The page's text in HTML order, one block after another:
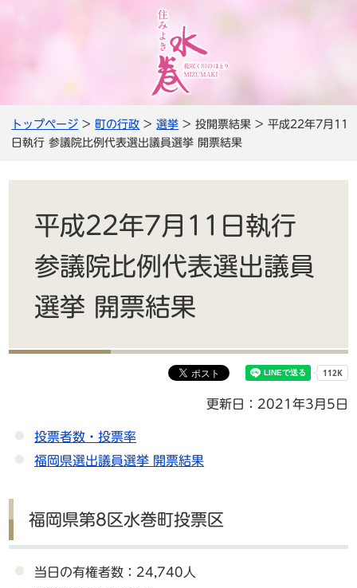
トップページ > 町の行政 >選挙 > 投開票結果 > 平成22年7月11
日執行 参議院比例代表選出議員選挙 開票結果
平成22年7月11日執行
参議院比例代表選出議員
選挙 開票結果
更新日：2021年3月5日
投票者数・投票率
福岡県選出議員選挙 開票結果
福岡県第8区水巻町投票区
当日の有権者数：24,740人